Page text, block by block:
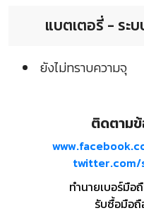
แบตเตอรี่ - ระ
ยังไม่ทราบความจุ
ติดตาม
twitter.com/
ทำนายเบอร์มือ
รับซื้อมือถื